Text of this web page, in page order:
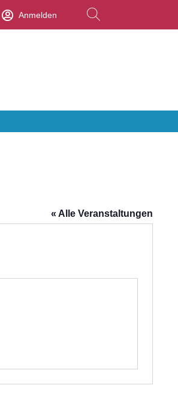
Anmelden
« Alle Veranstaltungen